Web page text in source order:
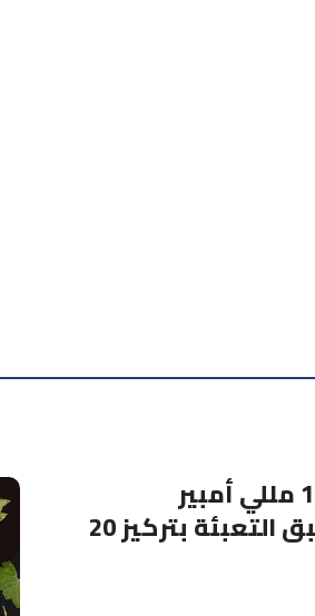
يحتوي على 8.5 مللي لتر من سائل الفيب مسبق التعبئة بتركيز 20